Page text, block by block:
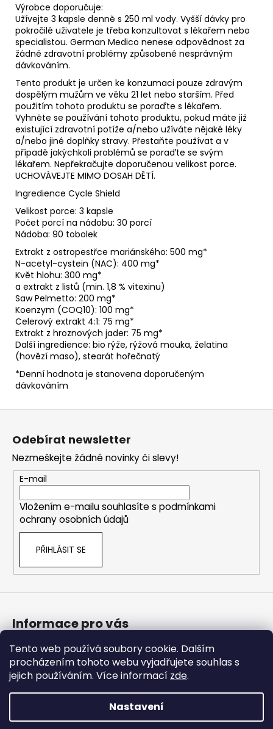
Tento web používá soubory cookie. Dalším
procházením tohoto webu vyjadřujete souhlas s
jejich používáním. Více informací zde.
Nastavení
Výrobce doporučuje:
Užívejte 3 kapsle denně s 250 ml vody. Vyšší dávky pro
pokročilé uživatele je třeba konzultovat s lékařem nebo
specialistou. German Medico nenese odpovědnost za
žádné zdravotní problémy způsobené nesprávným
dávkováním.
Tento produkt je určen ke konzumaci pouze zdravým
dospělým mužům ve věku 21 let nebo starším. Před
použitím tohoto produktu se poraďte s lékařem.
Vyhněte se používání tohoto produktu, pokud máte již
existující zdravotní potíže a/nebo užíváte nějaké léky
a/nebo jiné doplňky stravy. Přestaňte používat a v
případě jakýchkoli problémů se poraďte se svým
lékařem. Nepřekračujte doporučenou velikost porce.
UCHOVÁVEJTE MIMO DOSAH DĚTÍ.
Ingredience Cycle Shield
Velikost porce: 3 kapsle
Počet porcí na nádobu: 30 porcí
Nádoba: 90 tobolek
Extrakt z ostropestřce mariánského: 500 mg*
N-acetyl-cystein (NAC): 400 mg*
Květ hlohu: 300 mg*
a extrakt z listů (min. 1,8 % vitexinu)
Saw Pelmetto: 200 mg*
Koenzym (COQ10): 100 mg*
Celerový extrakt 4:1: 75 mg*
Extrakt z hroznových jader: 75 mg*
Další ingredience: bio rýže, rýžová mouka, želatina
(hovězí maso), stearát hořečnatý
*Denní hodnota je stanovena doporučeným
dávkováním
Z
Odebírat newsletter
Nezmeškejte žádné novinky či slevy!
E-mail
Vložením e-mailu souhlasíte s podmínkami
ochrany osobních údajů
PŘIHLÁSIT SE
Informace pro vás
Bonusový program
Obchodní podmínky
Podmínky ochrany osobních údajů